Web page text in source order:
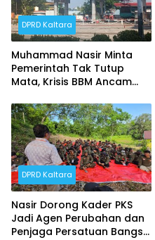
DPRD Kaltara
Muhammad Nasir Minta
Pemerintah Tak Tutup
Mata, Krisis BBM Ancam
Nunukan
DPRD Kaltara
Nasir Dorong Kader PKS
Jadi Agen Perubahan dan
Penjaga Persatuan Bangsa